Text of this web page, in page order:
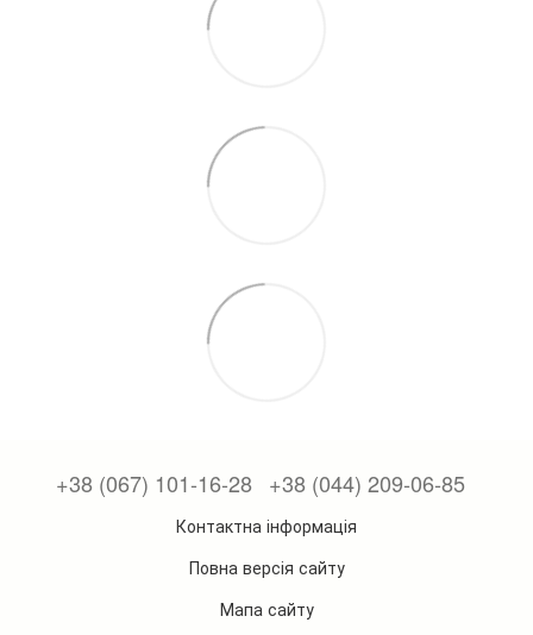
+38 (067) 101-16-28 +38 (044) 209-06-85
Контактна інформація
Повна версія сайту
Мапа сайту